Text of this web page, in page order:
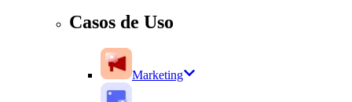
Casos de Uso
Marketing